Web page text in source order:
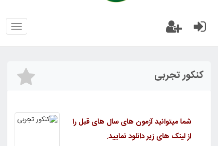
کنکور تجربی
شما میتوانید آزمون های سال های قبل را
از لینک های زیر دانلود نمایید.